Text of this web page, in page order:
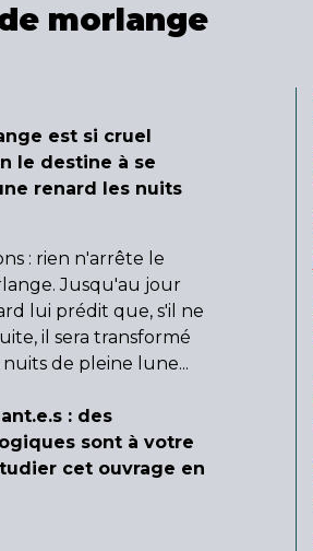
morlange
est si cruel
le destine à se
renard les nuits
: rien n'arrête le
Jusqu'au jour
lui prédit que, s'il ne
il sera transformé
de pleine lune...
: des
sont à votre
cet ouvrage en